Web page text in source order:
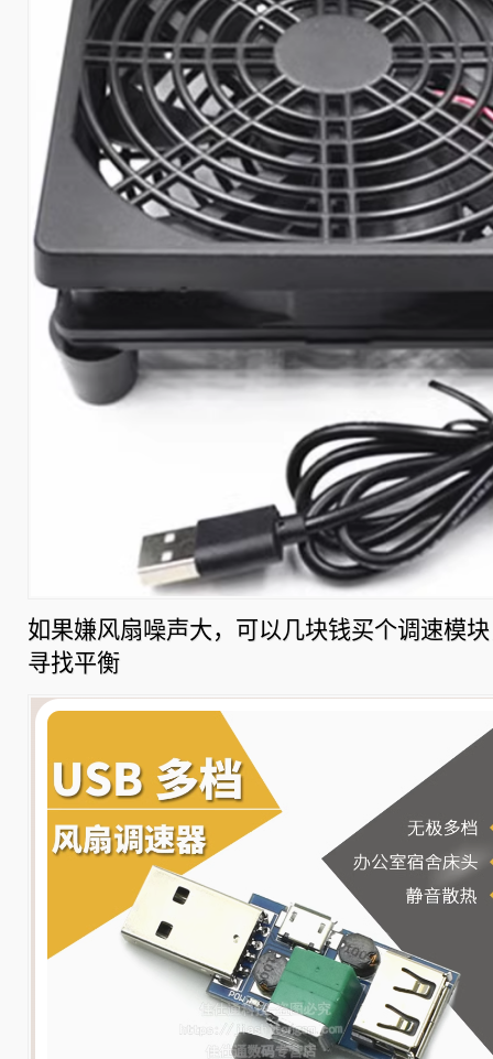
如果嫌风扇噪声大，可以几块钱买个调速模
寻找平衡